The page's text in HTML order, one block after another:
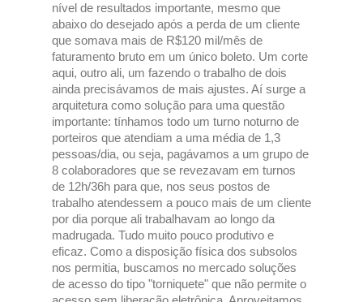
nível de resultados importante, mesmo que
abaixo do desejado após a perda de um cliente
que somava mais de R$120 mil/mês de
faturamento bruto em um único boleto. Um corte
aqui, outro ali, um fazendo o trabalho de dois
ainda precisávamos de mais ajustes. Aí surge a
arquitetura como solução para uma questão
importante: tínhamos todo um turno noturno de
porteiros que atendiam a uma média de 1,3
pessoas/dia, ou seja, pagávamos a um grupo de
8 colaboradores que se revezavam em turnos
de 12h/36h para que, nos seus postos de
trabalho atendessem a pouco mais de um cliente
por dia porque ali trabalhavam ao longo da
madrugada. Tudo muito pouco produtivo e
eficaz. Como a disposição física dos subsolos
nos permitia, buscamos no mercado soluções
de acesso do tipo "torniquete" que não permite o